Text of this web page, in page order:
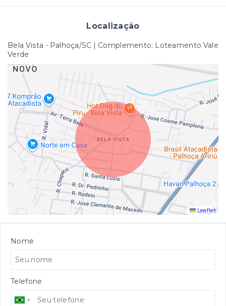
Localização
Bela Vista - Palhoça/SC | Complemento: Loteamento Vale
Verde
Leaflet
Nome
Telefone